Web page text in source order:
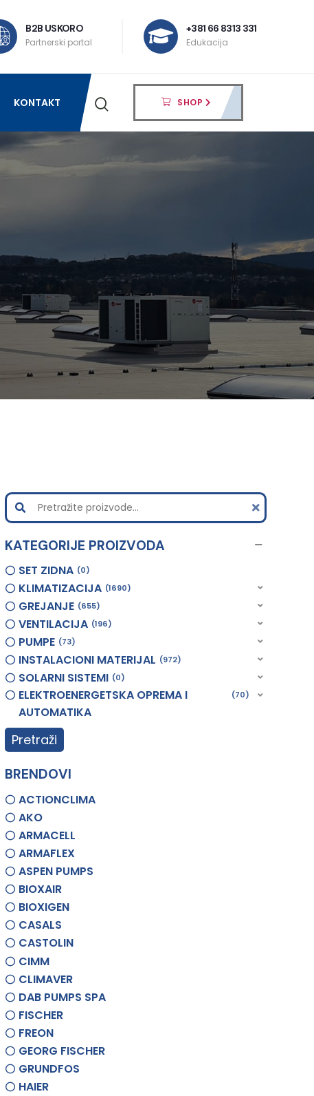
B2B USKORO
Partnerski portal
+381 66 8313 331
Edukacija
KONTAKT SHOP
KATEGORIJE PROIZVODA
SET ZIDNA 0
KLIMATIZACIJA 1690
GREJANJE 655
VENTILACIJA 196
PUMPE 73
INSTALACIONI MATERIJAL 972
SOLARNI SISTEMI 0
ELEKTROENERGETSKA OPREMA I
AUTOMATIKA
70
Pretraži
BRENDOVI
ACTIONCLIMA
AKO
ARMACELL
ARMAFLEX
ASPEN PUMPS
BIOXAIR
BIOXIGEN
CASALS
CASTOLIN
CIMM
CLIMAVER
DAB PUMPS SPA
FISCHER
FREON
GEORG FISCHER
GRUNDFOS
HAIER